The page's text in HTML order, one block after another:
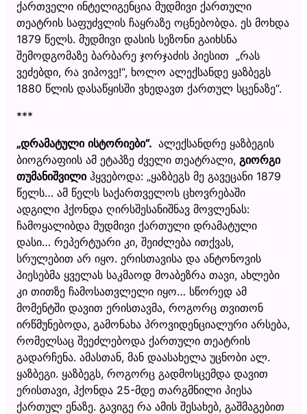
ქართველი ინტელიგენცია მუდმივი ქართული
თეატრის საფუძვლის ჩაყრაზე ოცნებობდა. ეს მოხდა
1879 წელს. მუდმივი დასის სეზონი გაიხსნა
შემოდგომაზე ბარბარე ჯორჯაძის პიესით „რას
ვეძებდი, რა ვიპოვე!“, ხოლო ალექსანდე ყაზბეგს
1880 წლის დასაწყისში ვხედავთ ქართულ სცენაზე“.
***
„დრამატული ისტორიები“. ალექსანდრე ყაზბეგის
ბიოგრაფიის ამ ეტაპზე ძველი თეატრალი, გიორგი
თუმანიშვილიჰყვებოდა: „ყაზბეგს მე გავეცანი 1879
წელს… ამ წელს საქართველოს ცხოვრებაში
ადგილი ჰქონდა ღირსშესანიშნავ მოვლენას:
ჩამოყალიბდა მუდმივი ქართული დრამატული
დასი… რეპერტუარი კი, შეიძლება ითქვას,
სრულებით არ იყო. ერისთავისა და ანტონოვის
პიესებმა ყველას საკმაოდ მოაბეზრა თავი, ახლები
კი თითზე ჩამოსათვლელი იყო… სწორედ ამ
მომენტში დავით ერისთავმა, როგორც თვითონ
ირწმუნებოდა, გამონახა პროვიდენციალური არსება,
რომელსაც შეეძლებოდა ქართული თეატრის
გადარჩენა. ამასთან, მან დაასახელა უცნობი ალ.
ყაზბეგი. ყაზბეგს, როგორც გადმოსცემდა დავით
ერისთავი, ჰქონდა 25-მდე თარგმნილი პიესა
ქართულ ენაზე. გავიგე რა ამის შესახებ, გაშმაგებით